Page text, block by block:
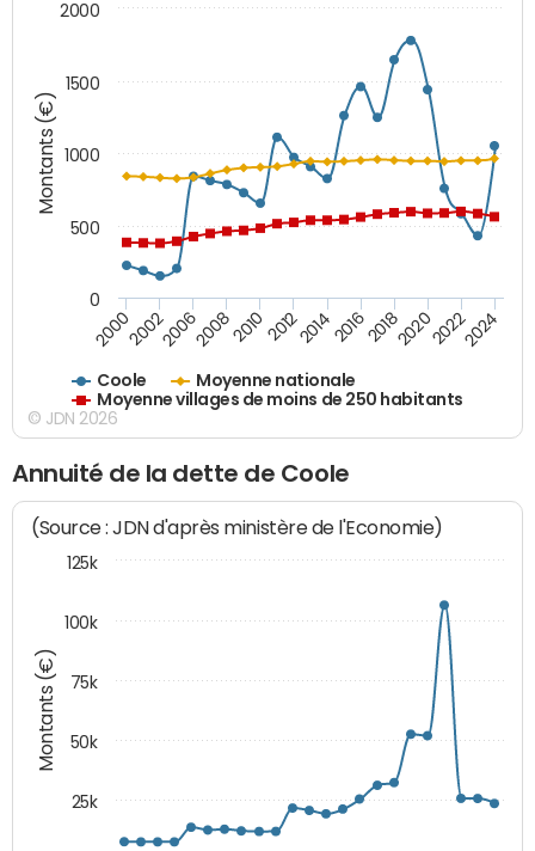
Montants (€)
Coole
Moyenne nationale
Moyenne villages de moins de 250 habitants
200020022006200820102012201420162018202020222024
0
500
1000
1500
2000
© JDN 2026
Annuité de la dette de Coole
Montants (€)
(Source : JDN d'après ministère de l'Economie)
25k
50k
75k
100k
125k